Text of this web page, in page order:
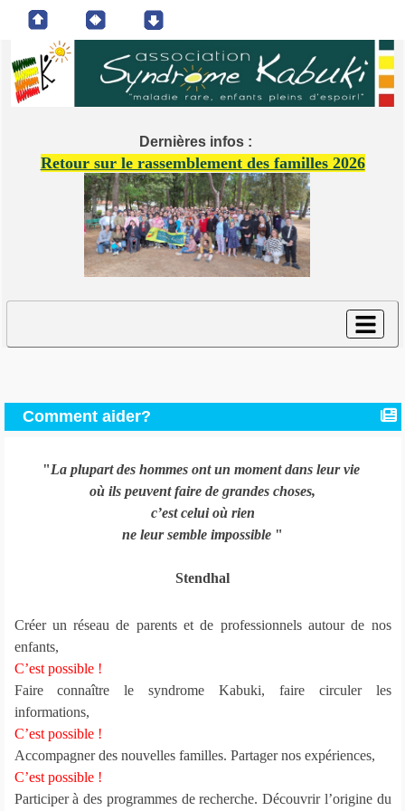
Dernières infos :
Retour sur le rassemblement des familles 2026
Comment aider?
"La plupart des hommes ont un moment dans leur vie
où ils peuvent faire de grandes choses,
c’est celui où rien
ne leur semble impossible "
Stendhal
Créer un réseau de parents et de professionnels autour de nos
enfants,
C’est possible !
Faire connaître le syndrome Kabuki, faire circuler les
informations,
C’est possible !
Accompagner des nouvelles familles. Partager nos expériences,
C’est possible !
Participer à des programmes de recherche. Découvrir l’origine du